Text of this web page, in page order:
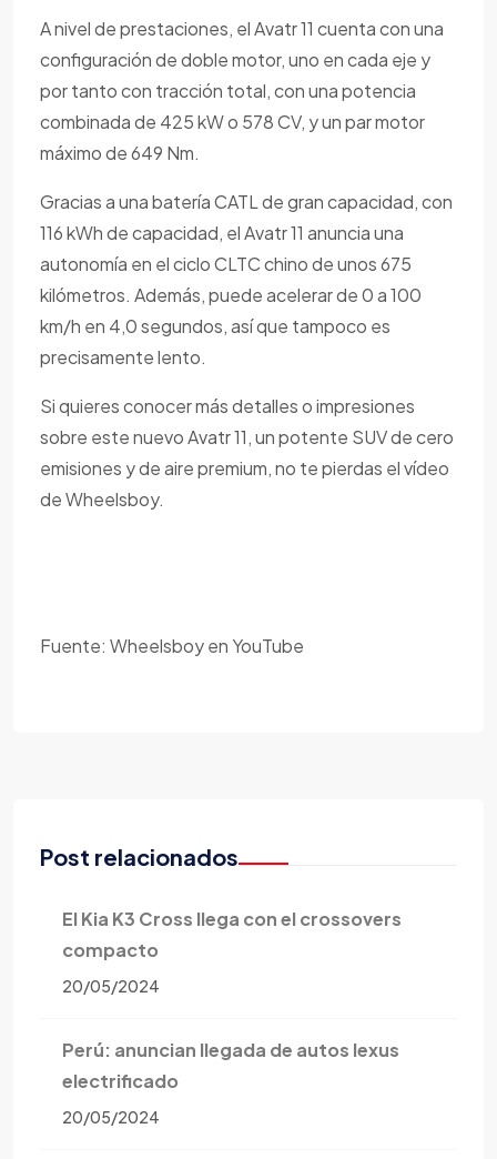
A nivel de prestaciones, el Avatr 11 cuenta con una
configuración de doble motor, uno en cada eje y
por tanto con tracción total, con una potencia
combinada de 425 kW o 578 CV, y un par motor
máximo de 649 Nm.
Gracias a una batería CATL de gran capacidad, con
116 kWh de capacidad, el Avatr 11 anuncia una
autonomía en el ciclo CLTC chino de unos 675
kilómetros. Además, puede acelerar de 0 a 100
km/h en 4,0 segundos, así que tampoco es
precisamente lento.
Si quieres conocer más detalles o impresiones
sobre este nuevo Avatr 11, un potente SUV de cero
emisiones y de aire premium, no te pierdas el vídeo
de Wheelsboy.
Fuente: Wheelsboy en YouTube
Post relacionados
El Kia K3 Cross llega con el crossovers
compacto
20/05/2024
Perú: anuncian llegada de autos lexus
electrificado
20/05/2024